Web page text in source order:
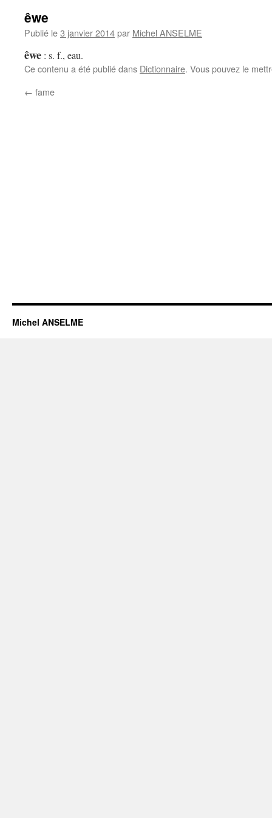
êwe
Publié le3 janvier 2014par Michel ANSELME
êwe : s. f., eau.
Ce contenu a été publié dans Dictionnaire. Vous pouvez le
← fame
Michel ANSELME